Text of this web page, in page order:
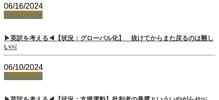
06/16/2024
Read more
▶英訳を考える◀【状況：グローバル化】 抜けてからまた戻るのは難し
い￼
06/10/2024
Read more